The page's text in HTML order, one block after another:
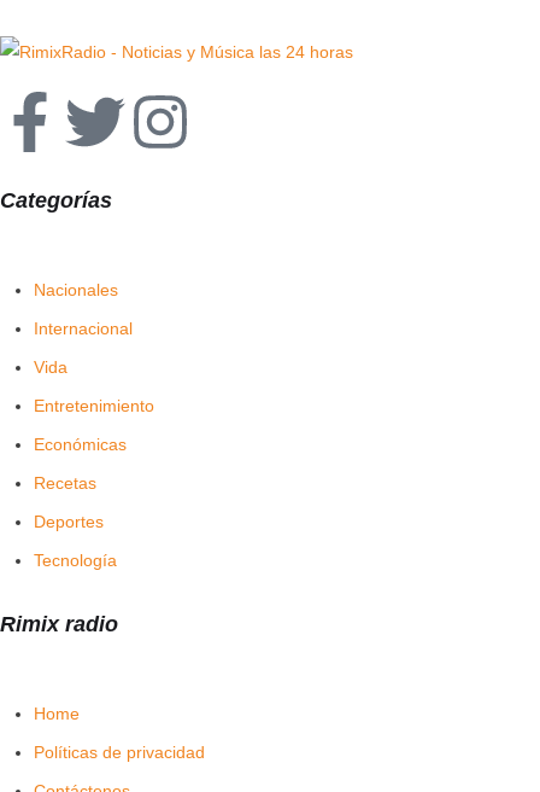
Rimix radio
Home
Políticas de privacidad
Categorías
Nacionales
Internacional
Vida
Entretenimiento
Económicas
Recetas
Deportes
Tecnología